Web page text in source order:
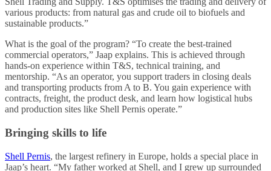
various products: from natural gas and crude oil to biofuels and
sustainable products.”
What is the goal of the program? “To create the best-trained
commercial operators,” Jaap explains. This is achieved through
hands-on experience within T&S, technical training, and
mentorship. “As an operator, you support traders in closing deals
and transporting products from A to B. You gain experience with
contracts, freight, the product desk, and learn how logistical hubs
and production sites like Shell Pernis operate.”
Bringing skills to life
Shell Pernis, the largest refinery in Europe, holds a special place in
Jaap’s heart. “My father worked at Shell, and I grew up surrounded